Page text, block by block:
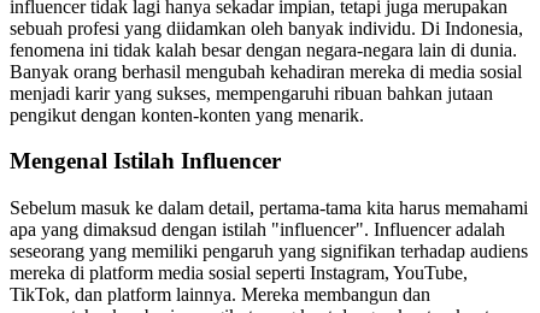
influencer tidak lagi hanya sekadar impian, tetapi juga merupakan
sebuah profesi yang diidamkan oleh banyak individu. Di Indonesia,
fenomena ini tidak kalah besar dengan negara-negara lain di dunia.
Banyak orang berhasil mengubah kehadiran mereka di media sosial
menjadi karir yang sukses, mempengaruhi ribuan bahkan jutaan
pengikut dengan konten-konten yang menarik.
Mengenal Istilah Influencer
Sebelum masuk ke dalam detail, pertama-tama kita harus memahami
apa yang dimaksud dengan istilah "influencer". Influencer adalah
seseorang yang memiliki pengaruh yang signifikan terhadap audiens
mereka di platform media sosial seperti Instagram, YouTube,
TikTok, dan platform lainnya. Mereka membangun dan